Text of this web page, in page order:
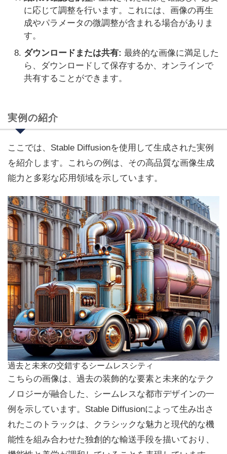
に応じて調整を行います。これには、画像の再生
成やパラメータの微調整が含まれる場合がありま
す。
ダウンロードまたは共有: 最終的な画像に満足した
ら、ダウンロードして保存するか、オンラインで
共有することができます。
実例の紹介
ここでは、Stable Diffusionを使用して生成された実例
を紹介します。これらの例は、その高品質な画像生成
能力と多彩な応用領域を示しています。
過去と未来の交錯するシームレスシティ
こちらの画像は、過去の装飾的な要素と未来的なテク
ノロジーが融合した、シームレスな都市デザインの一
例を示しています。Stable Diffusionによって生み出さ
れたこのトラックは、クラシックな魅力と現代的な機
能性を組み合わせた独創的な輸送手段を描いており、